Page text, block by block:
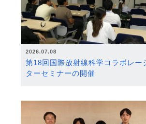
2026.07.08
第18回国際放射線科学コラボレー
ターセミナーの開催